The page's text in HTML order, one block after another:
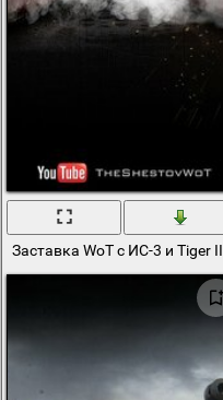
Заставка WoT с ИС-3 и Tiger II